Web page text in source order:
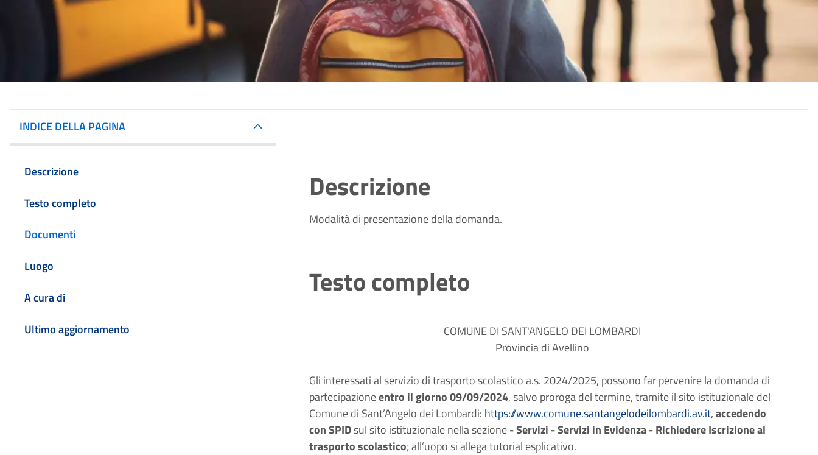
INDICE DELLA PAGINA
Descrizione
Testo completo
Documenti
Luogo
A cura di
Ultimo aggiornamento
Descrizione
Modalità di presentazione della domanda.
Testo completo
COMUNE DI SANT'ANGELO DEI LOMBARDI
Provincia di Avellino
Gli interessati al servizio di trasporto scolastico a.s. 2024/2025, possono far pervenire la domanda di
partecipazioneentro il giorno 09/09/2024, salvo proroga del termine, tramite il sito istituzionale del
Comune di Sant’Angelo dei Lombardi: https://www.comune.santangelodeilombardi.av.it,accedendo
con SPIDsul sito istituzionale nella sezione- Servizi - Servizi in Evidenza - Richiedere Iscrizione al
trasporto scolastico; all’uopo si allega tutorial esplicativo.